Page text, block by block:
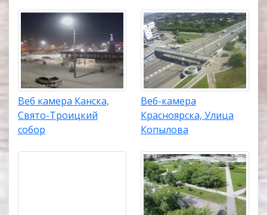
Веб камера Канска,
Свято-Троицкий
собор
Веб-камера
Красноярска, Улица
Копылова